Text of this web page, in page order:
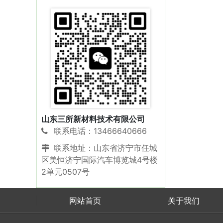
山东三所新材料技术有限公司
联系电话：13466640666
联系地址：山东省济宁市任城
区美恒济宁国际汽车博览城4号楼
2单元0507号
网站首页 关于我们